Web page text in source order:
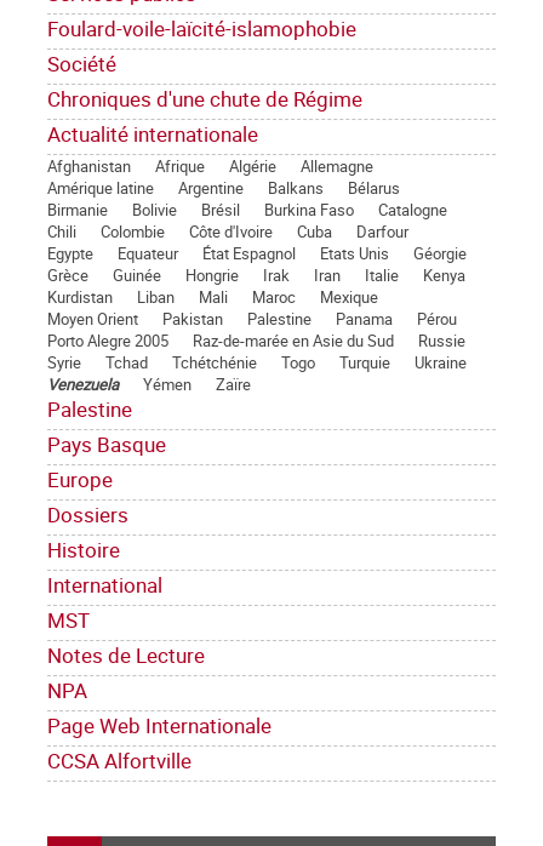
Foulard-voile-laïcité-islamophobie
Société
Chroniques d'une chute de Régime
Actualité internationale
Afghanistan Afrique Algérie
Allemagne
Amérique latine
Argentine Balkans
Bélarus
Birmanie
Bolivie Brésil Burkina Faso
Catalogne
Chili
Colombie Côte d'Ivoire Cuba
Darfour
Egypte
Equateur État Espagnol Etats Unis
Géorgie
Grèce
Guinée Hongrie Irak Iran Italie
Kenya
Kurdistan
Liban Mali Maroc
Mexique
Moyen Orient
Pakistan Palestine Panama
Pérou
Porto Alegre 2005
Raz-de-marée en Asie du Sud
Russie
Syrie
Tchad Tchétchénie Togo Turquie
Ukraine
Venezuela
Yémen Zaïre
Palestine
Pays Basque
Europe
Dossiers
Histoire
International
MST
Notes de Lecture
NPA
Page Web Internationale
CCSA Alfortville